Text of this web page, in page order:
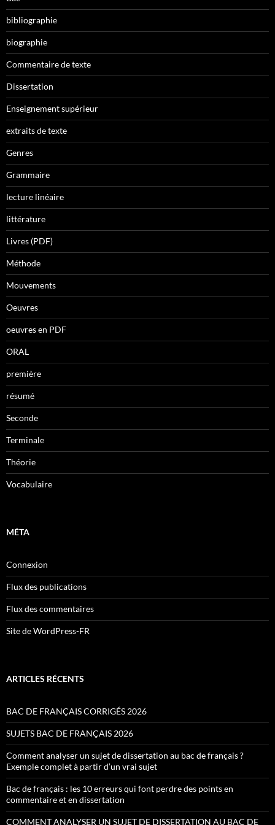
bibliographie
biographie
Commentaire de texte
Dissertation
Enseignement supérieur
extraits de texte
Genres
Grammaire
lecture linéaire
littérature
Livres (PDF)
Méthode
Mouvements
Oeuvres
oeuvres en PDF
ORAL
première
résumé
Seconde
Terminale
Théorie
Vocabulaire
MÉTA
Connexion
Flux des publications
Flux des commentaires
Site de WordPress-FR
ARTICLES RÉCENTS
BAC DE FRANÇAIS CORRIGÉS 2026
SUJETS BAC DE FRANÇAIS 2026
Comment analyser un sujet de dissertation au bac de français ?
Exemple complet à partir d’un vrai sujet
Bac de français : les 10 erreurs qui font perdre des points en
commentaire et en dissertation
COMMENT ANALYSER UN SUJET DE DISSERTATION AU BAC DE